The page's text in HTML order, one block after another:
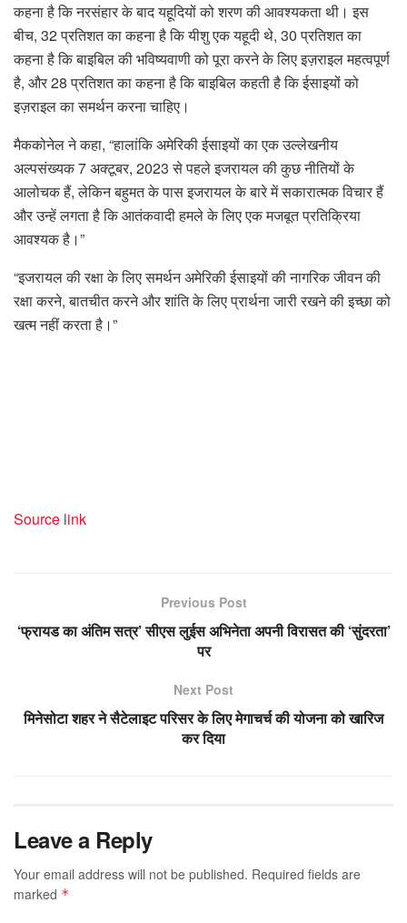
कहना है कि नरसंहार के बाद यहूदियों को शरण की आवश्यकता थी। इस
बीच, 32 प्रतिशत का कहना है कि यीशु एक यहूदी थे, 30 प्रतिशत का
कहना है कि बाइबिल की भविष्यवाणी को पूरा करने के लिए इज़राइल महत्वपूर्ण
है, और 28 प्रतिशत का कहना है कि बाइबिल कहती है कि ईसाइयों को
इज़राइल का समर्थन करना चाहिए।
मैककोनेल ने कहा, “हालांकि अमेरिकी ईसाइयों का एक उल्लेखनीय
अल्पसंख्यक 7 अक्टूबर, 2023 से पहले इजरायल की कुछ नीतियों के
आलोचक हैं, लेकिन बहुमत के पास इजरायल के बारे में सकारात्मक विचार हैं
और उन्हें लगता है कि आतंकवादी हमले के लिए एक मजबूत प्रतिक्रिया
आवश्यक है।”
“इजरायल की रक्षा के लिए समर्थन अमेरिकी ईसाइयों की नागरिक जीवन की
रक्षा करने, बातचीत करने और शांति के लिए प्रार्थना जारी रखने की इच्छा को
खत्म नहीं करता है।”
Source link
Previous Post
‘फ्रायड का अंतिम सत्र’ सीएस लुईस अभिनेता अपनी विरासत की ‘सुंदरता’
पर
Next Post
मिनेसोटा शहर ने सैटेलाइट परिसर के लिए मेगाचर्च की योजना को खारिज
कर दिया
Leave a Reply
Your email address will not be published. Required fields are
marked *